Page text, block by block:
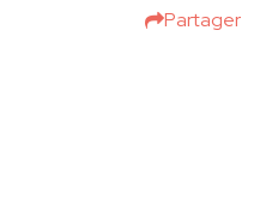
Partager